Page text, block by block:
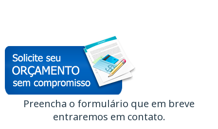
Preencha o formulário que em breve
entraremos em contato.